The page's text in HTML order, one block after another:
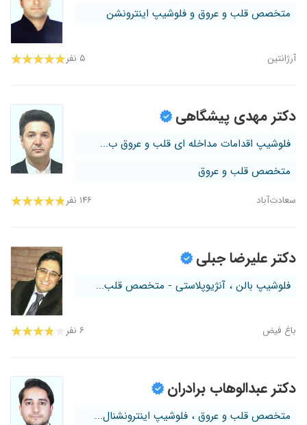
متخصص قلب و عروق و فلوشیپ اینترونشن
آرژانتین ۵ نفر
دکتر مهدی پیشگاهی
فلوشیپ اقدامات مداخله ای قلب و عروق ب...
متخصص قلب و عروق
سعادت‌آباد ۱۴۶ نفر
دکتر علیرضا جبلی
فلوشیپ بالن ، آنژیوپلاستی - متخصص قلب...
باغ فیض ۶ نفر
دکتر عبدالوهاب برادران
متخصص قلب و عروق ، فلوشیپ اینترونشنال...